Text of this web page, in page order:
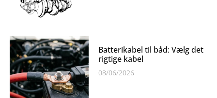
Batterikabel til båd: Vælg det
rigtige kabel
08/06/2026